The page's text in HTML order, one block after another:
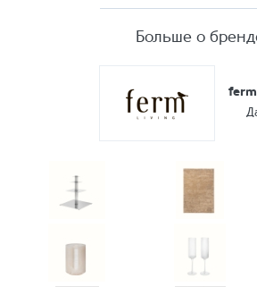
Больше о
ferm